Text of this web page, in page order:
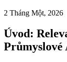
2 Tháng Một, 2026
Úvod: